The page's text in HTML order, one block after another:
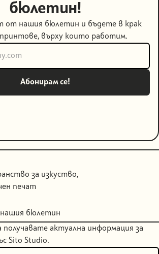
бюлетин!
от нашия бюлетин и бъдете в крак
върху които работим.
за изкуство,
печат
нашия бюлетин
получавате актуална информация за
Sito Studio.